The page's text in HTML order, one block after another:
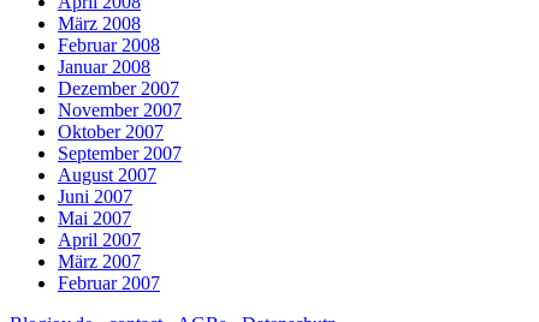
März 2008
Februar 2008
Januar 2008
Dezember 2007
November 2007
Oktober 2007
September 2007
August 2007
Juni 2007
Mai 2007
April 2007
März 2007
Februar 2007